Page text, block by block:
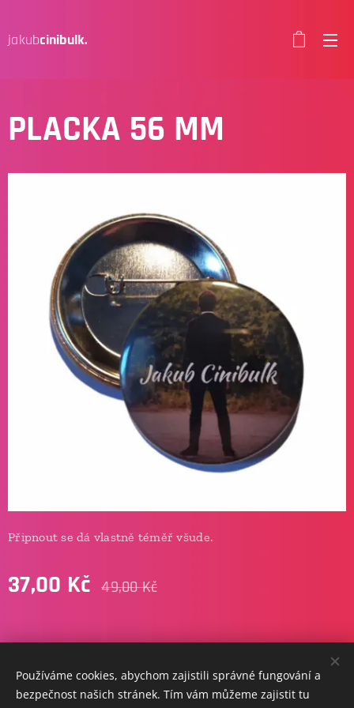
jakubcinibulk.
PLACKA 56 MM
Připnout se dá vlastně téměř všude.
37,00 Kč 49,00Kč
copyright © 2026 / jakubcinibulk. Cookies
Používáme cookies, abychom zajistili správné fungování a
bezpečnost našich stránek. Tím vám můžeme zajistit tu